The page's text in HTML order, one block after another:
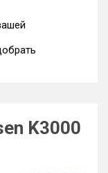
K3000